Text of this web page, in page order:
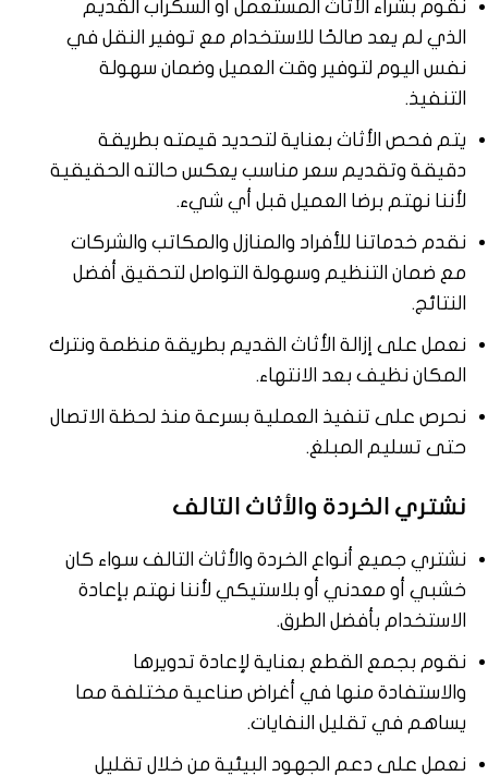
نقوم بشراء الأثاث المستعمل أو السكراب القديم
الذي لم يعد صالحًا للاستخدام مع توفير النقل في
نفس اليوم لتوفير وقت العميل وضمان سهولة
التنفيذ.
يتم فحص الأثاث بعناية لتحديد قيمته بطريقة
دقيقة وتقديم سعر مناسب يعكس حالته الحقيقية
لأننا نهتم برضا العميل قبل أي شيء.
نقدم خدماتنا للأفراد والمنازل والمكاتب والشركات
مع ضمان التنظيم وسهولة التواصل لتحقيق أفضل
النتائج.
نعمل على إزالة الأثاث القديم بطريقة منظمة ونترك
المكان نظيف بعد الانتهاء.
نحرص على تنفيذ العملية بسرعة منذ لحظة الاتصال
حتى تسليم المبلغ.
نشتري الخردة والأثاث التالف
نشتري جميع أنواع الخردة والأثاث التالف سواء كان
خشبي أو معدني أو بلاستيكي لأننا نهتم بإعادة
الاستخدام بأفضل الطرق.
نقوم بجمع القطع بعناية لإعادة تدويرها
والاستفادة منها في أغراض صناعية مختلفة مما
يساهم في تقليل النفايات.
نعمل على دعم الجهود البيئية من خلال تقليل